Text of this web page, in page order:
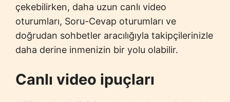
çekebilirken, daha uzun canlı video
oturumları, Soru-Cevap oturumları ve
doğrudan sohbetler aracılığıyla takipçilerinizle
daha derine inmenizin bir yolu olabilir.
Canlı video ipuçları